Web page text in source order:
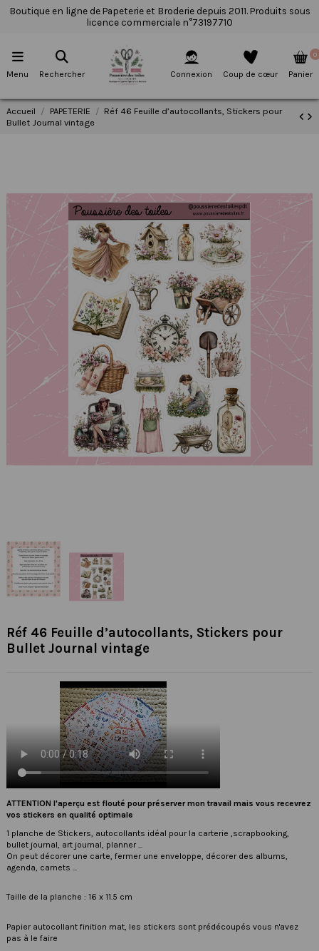
Boutique en ligne de Papeterie et Broderie depuis 2011. Produits sous
licence commerciale n°73197710
Menu Rechercher Connexion Coup de cœur
0
Panier
Accueil PAPETERIE
Réf 46 Feuille d’autocollants, Stickers pour
Bullet Journal vintage
Réf 46 Feuille d’autocollants, Stickers pour
Bullet Journal vintage
ATTENTION l'aperçu est flouté pour préserver mon travail mais vous recevrez
vos stickers en qualité optimale
1 planche de Stickers, autocollants idéal pour la carterie ,scrapbooking,
bullet journal, art journal, planner ...
On peut décorer une carte, fermer une enveloppe, décorer des albums,
agenda, carnets ...
Taille de la planche : 16 x 11.5 cm
Papier autocollant finition mat, les stickers sont prédécoupés vous n'avez
pas à le faire